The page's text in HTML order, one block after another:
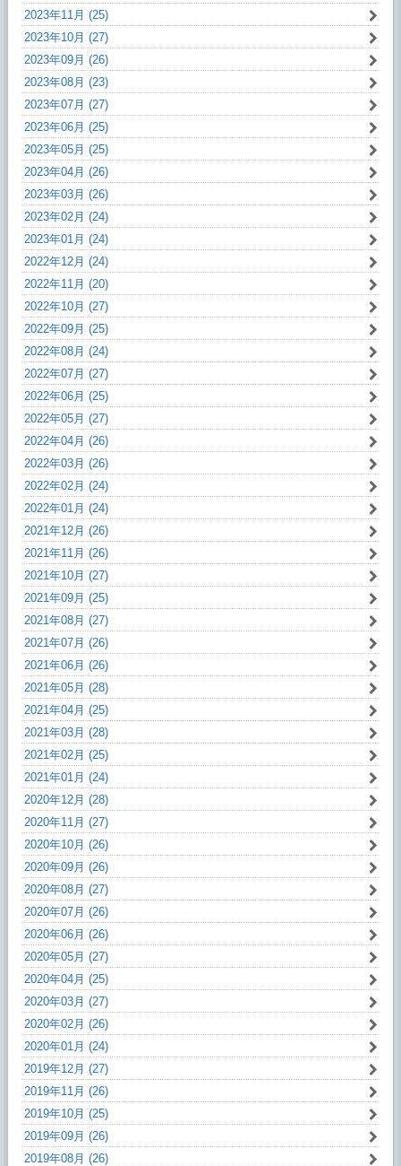
2023年11月 (25)
2023年10月 (27)
2023年09月 (26)
2023年08月 (23)
2023年07月 (27)
2023年06月 (25)
2023年05月 (25)
2023年04月 (26)
2023年03月 (26)
2023年02月 (24)
2023年01月 (24)
2022年12月 (24)
2022年11月 (20)
2022年10月 (27)
2022年09月 (25)
2022年08月 (24)
2022年07月 (27)
2022年06月 (25)
2022年05月 (27)
2022年04月 (26)
2022年03月 (26)
2022年02月 (24)
2022年01月 (24)
2021年12月 (26)
2021年11月 (26)
2021年10月 (27)
2021年09月 (25)
2021年08月 (27)
2021年07月 (26)
2021年06月 (26)
2021年05月 (28)
2021年04月 (25)
2021年03月 (28)
2021年02月 (25)
2021年01月 (24)
2020年12月 (28)
2020年11月 (27)
2020年10月 (26)
2020年09月 (26)
2020年08月 (27)
2020年07月 (26)
2020年06月 (26)
2020年05月 (27)
2020年04月 (25)
2020年03月 (27)
2020年02月 (26)
2020年01月 (24)
2019年12月 (27)
2019年11月 (26)
2019年10月 (25)
2019年09月 (26)
2019年08月 (26)